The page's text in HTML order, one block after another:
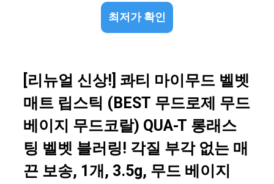
최저가 확인
[리뉴얼 신상!] 콰티 마이무드 벨벳
매트 립스틱 (BEST 무드로제 무드
베이지 무드코랄) QUA-T 롱래스
팅 벨벳 블러링! 각질 부각 없는 매
끈 보송, 1개, 3.5g, 무드 베이지